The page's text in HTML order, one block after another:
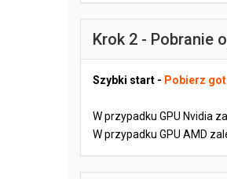
Krok 2 - Pobranie
Szybki start - Pobierz
W przypadku GPU Nvidia
W przypadku GPU AMD